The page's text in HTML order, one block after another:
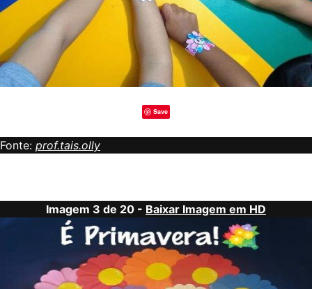
Save
Fonte: prof.tais.olly
Imagem 3 de 20 - Baixar Imagem em HD